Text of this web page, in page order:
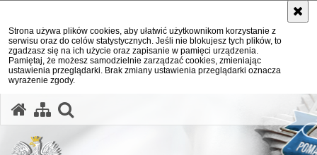
Strona używa plików cookies, aby ułatwić użytkownikom korzystanie z
serwisu oraz do celów statystycznych. Jeśli nie blokujesz tych plików, to
zgadzasz się na ich użycie oraz zapisanie w pamięci urządzenia.
Pamiętaj, że możesz samodzielnie zarządzać cookies, zmieniając
ustawienia przeglądarki. Brak zmiany ustawienia przeglądarki oznacza
wyrażenie zgody.